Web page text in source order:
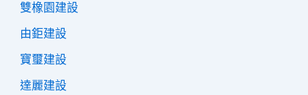
雙橡園建設
由鉅建設
寶璽建設
達麗建設